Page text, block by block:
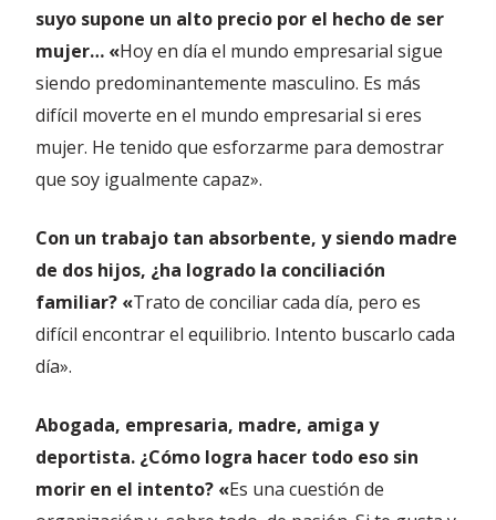
suyo supone un alto precio por el hecho de ser
mujer… «Hoy en día el mundo empresarial sigue
siendo predominantemente masculino. Es más
difícil moverte en el mundo empresarial si eres
mujer. He tenido que esforzarme para demostrar
que soy igualmente capaz».
Con un trabajo tan absorbente, y siendo madre
de dos hijos, ¿ha logrado la conciliación
familiar? «Trato de conciliar cada día, pero es
difícil encontrar el equilibrio. Intento buscarlo cada
día».
Abogada, empresaria, madre, amiga y
deportista. ¿Cómo logra hacer todo eso sin
morir en el intento? «Es una cuestión de